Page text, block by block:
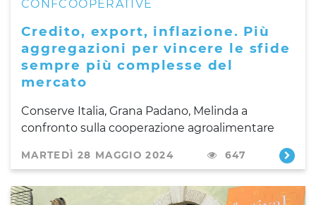
CONFCOOPERATIVE
Credito, export, inflazione. Più
aggregazioni per vincere le sfide
sempre più complesse del
mercato
Conserve Italia, Grana Padano, Melinda a
confronto sulla cooperazione agroalimentare
MARTEDÌ 28 MAGGIO 2024 647